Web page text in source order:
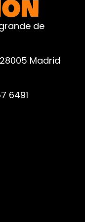
de
Madrid
6491